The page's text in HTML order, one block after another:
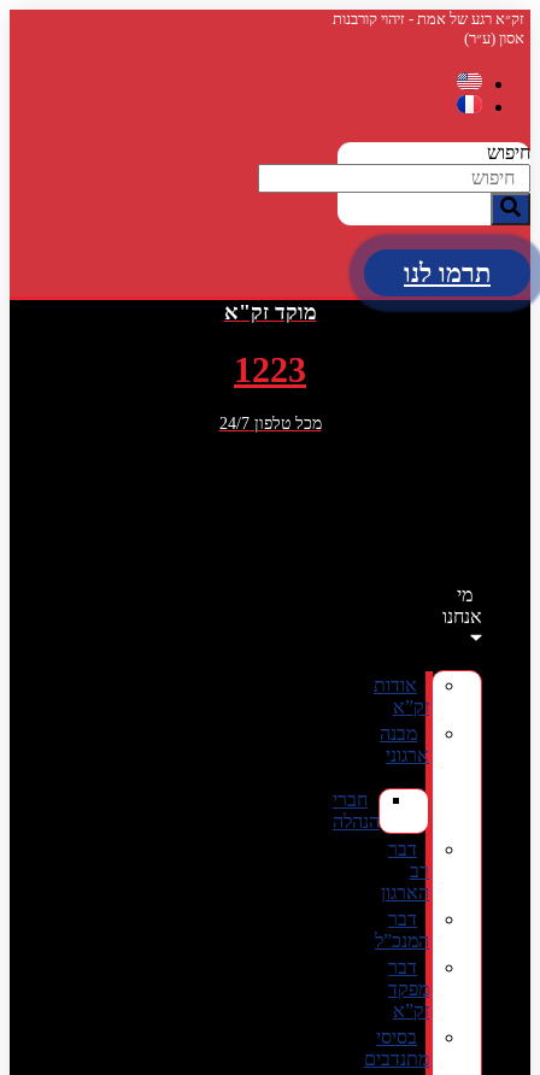
דלג
לתוכן
זק״א רגע של אמת - זיהוי קורבנות
אסון (ע״ר)
חיפוש
תרמו לנו
מוקד זק"א
1223
מכל טלפון 24/7
מי
אנחנו
אודות
זק”א
מבנה
ארגוני
חברי
הנהלה
דבר
רב
הארגון
דבר
המנכ”ל
דבר
מפקד
זק”א
בסיסי
מתנדבים